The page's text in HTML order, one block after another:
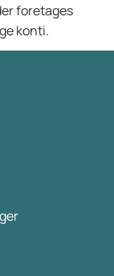
foretages
konti.